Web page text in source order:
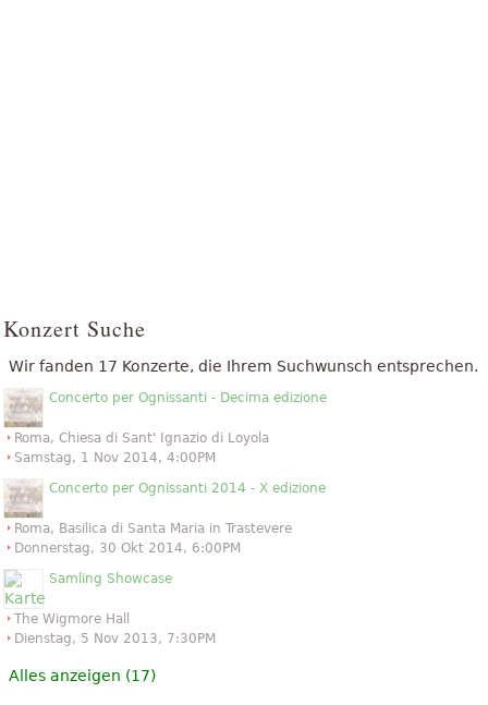
Konzert Suche
Wir fanden 17 Konzerte, die Ihrem Suchwunsch entsprechen.
Concerto per Ognissanti - Decima edizione
Roma, Chiesa di Sant' Ignazio di Loyola
Samstag, 1 Nov 2014, 4:00PM
Concerto per Ognissanti 2014 - X edizione
Roma, Basilica di Santa Maria in Trastevere
Donnerstag, 30 Okt 2014, 6:00PM
Samling Showcase
The Wigmore Hall
Dienstag, 5 Nov 2013, 7:30PM
Alles anzeigen (17)